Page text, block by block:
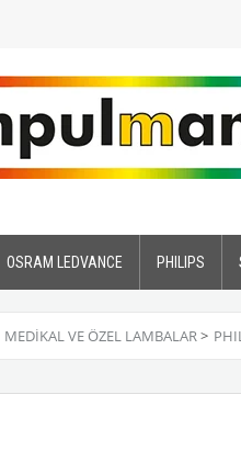
OSRAM LEDVANCE PHILIPS
MEDİKAL VE ÖZEL LAMBALAR>